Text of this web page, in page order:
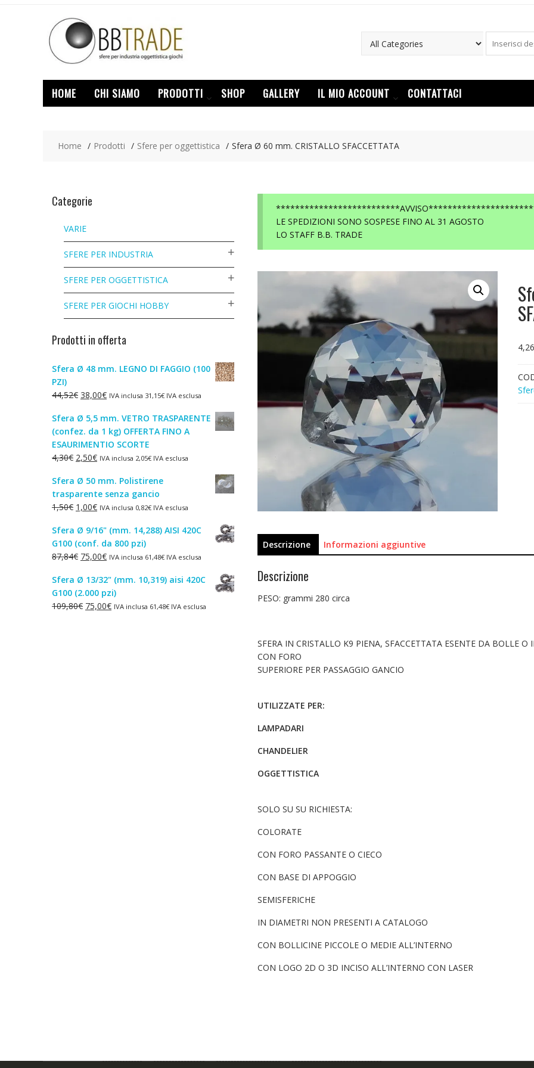
HOME CHI SIAMO PRODOTTI SHOP GALLERY IL MIO ACCOUNT CONTATTACI
Home Prodotti Sfere per oggettistica Sfera Ø 60 mm. CRISTALLO SFACCETTATA
LE SPEDIZIONI SONO SOSPESE FINO AL 31 AGOSTO
LO STAFF B.B. TRADE
4,26
Descrizione Informazioni aggiuntive
Descrizione
PESO: grammi 280 circa
SFERA IN CRISTALLO K9 PIENA, SFACCETTATA ESENTE DA BOLLE O
CON FORO
SUPERIORE PER PASSAGGIO GANCIO
UTILIZZATE PER:
LAMPADARI
CHANDELIER
OGGETTISTICA
SOLO SU SU RICHIESTA:
COLORATE
CON FORO PASSANTE O CIECO
CON BASE DI APPOGGIO
SEMISFERICHE
IN DIAMETRI NON PRESENTI A CATALOGO
CON BOLLICINE PICCOLE O MEDIE ALL’INTERNO
CON LOGO 2D O 3D INCISO ALL’INTERNO CON LASER
Categorie
VARIE
SFERE PER INDUSTRIA
SFERE PER OGGETTISTICA
SFERE PER GIOCHI HOBBY
Prodotti in offerta
Sfera Ø 48 mm. LEGNO DI FAGGIO (100
PZI)
44,52€ Il
originale
era:
44,52€.
38,00€Il
attuale
è:
38,00€.
IVA inclusa 31,15€ IVA esclusa
Sfera Ø 5,5 mm. VETRO TRASPARENTE
(confez. da 1 kg) OFFERTA FINO A
ESAURIMENTIO SCORTE
4,30€ Il
originale
era:
4,30€.
2,50€Il
attuale
è:
2,50€.
IVA inclusa 2,05€ IVA esclusa
Sfera Ø 50 mm. Polistirene
trasparente senza gancio
1,50€ Il
originale
era:
1,50€.
1,00€Il
attuale
è:
1,00€.
IVA inclusa 0,82€ IVA esclusa
Sfera Ø 9/16" (mm. 14,288) AISI 420C
G100 (conf. da 800 pzi)
87,84€ Il
originale
era:
87,84€.
75,00€Il
attuale
è:
75,00€.
IVA inclusa 61,48€ IVA esclusa
Sfera Ø 13/32" (mm. 10,319) aisi 420C
G100 (2.000 pzi)
109,80€ Il
75,00€IlIVA inclusa 61,48€ IVA esclusa